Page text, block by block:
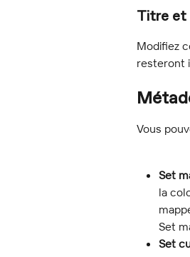
Titre et
Modifiez
resteront
Vous
Set
la
Set
Set